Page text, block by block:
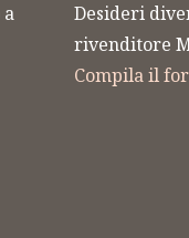
LINEA
Desideri
rivenditore
Compila il